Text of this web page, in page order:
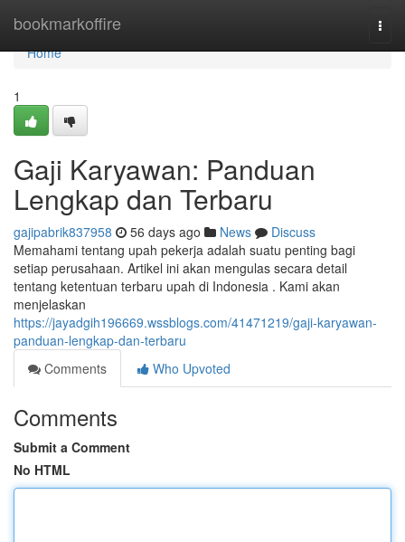
bookmarkoffire
Home
Home
1
Gaji Karyawan: Panduan
Lengkap dan Terbaru
gajipabrik837958 56 days ago News
Discuss
Memahami tentang upah pekerja adalah suatu penting bagi
setiap perusahaan. Artikel ini akan mengulas secara detail
tentang ketentuan terbaru upah di Indonesia . Kami akan
menjelaskan
https://jayadgih196669.wssblogs.com/41471219/gaji-karyawan-
panduan-lengkap-dan-terbaru
Comments
Who Upvoted
Comments
Submit a Comment
No HTML